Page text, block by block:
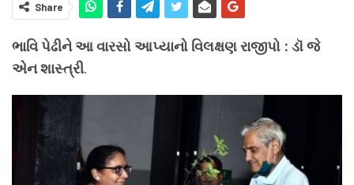
Share
ભાવિ પેઢીને આ વારસો આપ્યાનો વિલક્ષણ રાજીપો : ડૉ જે
એન શાસ્ત્રી.